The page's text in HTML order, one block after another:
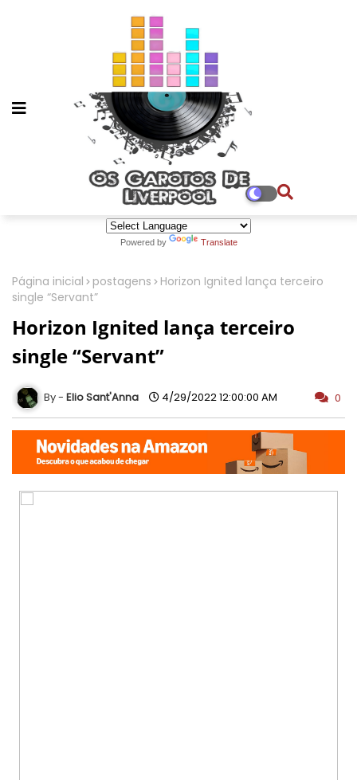
Powered by Translate
Página inicial postagens
Horizon Ignited lança terceiro
single “Servant”
Horizon Ignited lança terceiro
single “Servant”
Elio Sant'Anna 4/29/2022 12:00:00 AM 0